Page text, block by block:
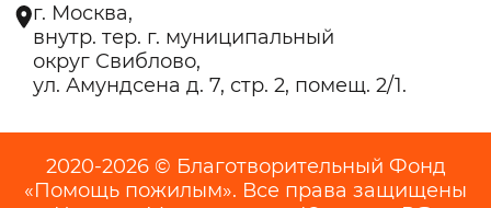
г. Москва,
внутр. тер. г. муниципальный
округ Свиблово,
ул. Амундсена д. 7, стр. 2, помещ. 2/1.
2020-2026 © Благотворительный Фонд
«Помощь пожилым». Все права защищены